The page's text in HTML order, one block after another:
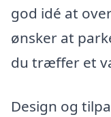
god idé at
ønsker at
du træffer et
Design og